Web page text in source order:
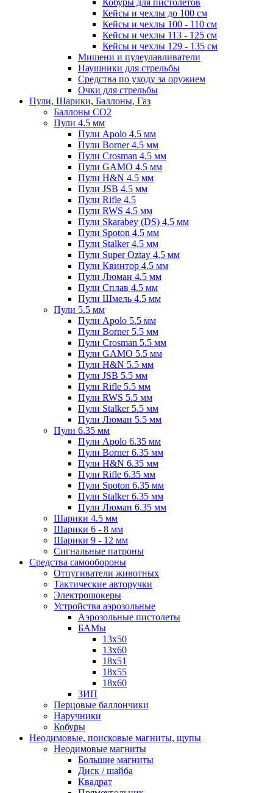
Кейсы и чехлы до 100 см
Кейсы и чехлы 100 - 110 см
Кейсы и чехлы 113 - 125 см
Кейсы и чехлы 129 - 135 см
Мишени и пулеулавливатели
Наушники для стрельбы
Средства по уходу за оружием
Очки для стрельбы
Пули, Шарики, Баллоны, Газ
Баллоны CO2
Пули 4.5 мм
Пули Apolo 4.5 мм
Пули Borner 4.5 мм
Пули Crosman 4.5 мм
Пули GAMO 4.5 мм
Пули H&N 4.5 мм
Пули JSB 4.5 мм
Пули Rifle 4.5
Пули RWS 4.5 мм
Пули Skarabey (DS) 4.5 мм
Пули Spoton 4.5 мм
Пули Stalker 4.5 мм
Пули Super Oztay 4.5 мм
Пули Квинтор 4.5 мм
Пули Люман 4.5 мм
Пули Сплав 4.5 мм
Пули Шмель 4.5 мм
Пули 5.5 мм
Пули Apolo 5.5 мм
Пули Borner 5.5 мм
Пули Crosman 5.5 мм
Пули GAMO 5.5 мм
Пули H&N 5.5 мм
Пули JSB 5.5 мм
Пули Rifle 5.5 мм
Пули RWS 5.5 мм
Пули Stalker 5.5 мм
Пули Люман 5.5 мм
Пули 6.35 мм
Пули Apolo 6.35 мм
Пули Borner 6.35 мм
Пули H&N 6.35 мм
Пули Rifle 6.35 мм
Пули Spoton 6.35 мм
Пули Stalker 6.35 мм
Пули Люман 6.35 мм
Шарики 4.5 мм
Шарики 6 - 8 мм
Шарики 9 - 12 мм
Сигнальные патроны
Средства самообороны
Отпугиватели животных
Тактические авторучки
Электрошокеры
Устройства аэрозольные
Аэрозольные пистолеты
БАМы
13х50
13х60
18х51
18х55
18х60
ЗИП
Перцовые баллончики
Наручники
Кобуры
Неодимовые, поисковые магниты, щупы
Неодимовые магниты
Большие магниты
Диск / шайба
Квадрат